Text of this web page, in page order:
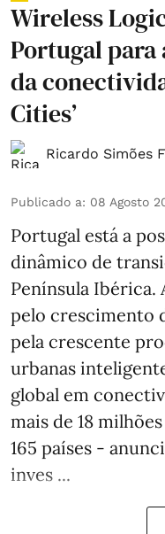
Wireless
Portugal
da
Cities’
Ricardo Simões
Publicado a: 08 Agosto
Portugal está a
dinâmico de
Península Ibérica.
pelo crescimento
pela crescente
urbanas
global em
mais de 18
165 países -
inves ...